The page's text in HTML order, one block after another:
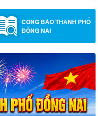
CÔNG BÁO THÀNH PHỐ
ĐỒNG NAI